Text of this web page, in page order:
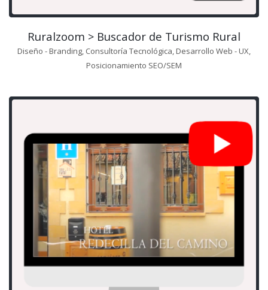
Ruralzoom > Buscador de Turismo Rural
Diseño - Branding, Consultoría Tecnológica, Desarrollo Web - UX,
Posicionamiento SEO/SEM